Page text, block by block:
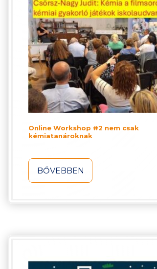
Online Workshop #2 nem csak
kémiatanároknak
BŐVEBBEN